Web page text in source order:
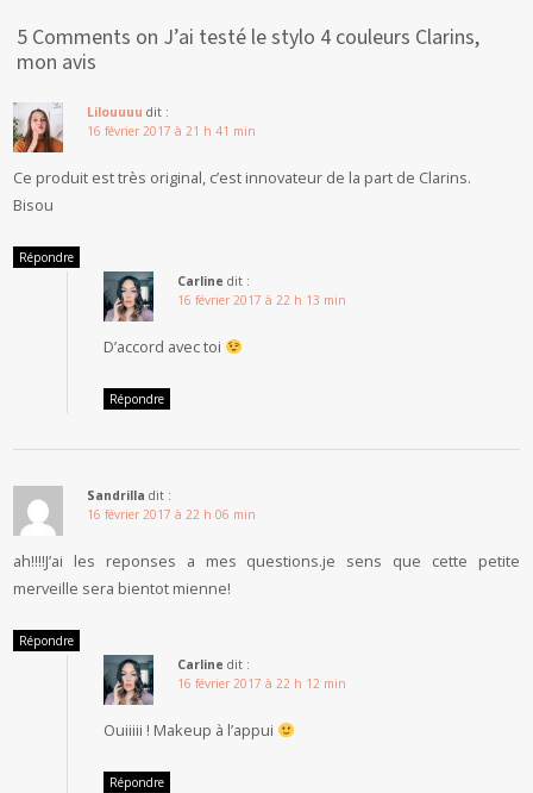
5 Comments on J’ai testé le stylo 4 couleurs Clarins,
mon avis
Lilouuuu dit :
16 février 2017 à 21 h 41 min
Ce produit est très original, c’est innovateur de la part de Clarins.
Bisou
Répondre
Carline dit :
16 février 2017 à 22 h 13 min
D’accord avec toi
Répondre
Sandrilla dit :
16 février 2017 à 22 h 06 min
ah!!!!J’ai les reponses a mes questions.je sens que cette petite
merveille sera bientot mienne!
Répondre
Carline dit :
16 février 2017 à 22 h 12 min
Ouiiiii ! Makeup à l’appui
Répondre